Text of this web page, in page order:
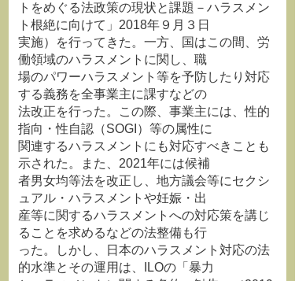
トをめぐる法政策の現状と課題－ハラスメン
ト根絶に向けて」2018年９月３日
実施）を行ってきた。一方、国はこの間、労
働領域のハラスメントに関し、職
場のパワーハラスメント等を予防したり対応
する義務を全事業主に課すなどの
法改正を行った。この際、事業主には、性的
指向・性自認（SOGI）等の属性に
関連するハラスメントにも対応すべきことも
示された。また、2021年には候補
者男女均等法を改正し、地方議会等にセクシ
ュアル・ハラスメントや妊娠・出
産等に関するハラスメントへの対応策を講じ
ることを求めるなどの法整備も行
った。しかし、日本のハラスメント対応の法
的水準とその運用は、ILOの「暴力